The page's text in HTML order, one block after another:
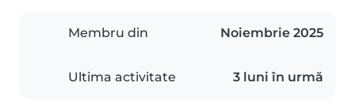
Membru din Noiembrie 2025
Ultima activitate 3 luni în urmă